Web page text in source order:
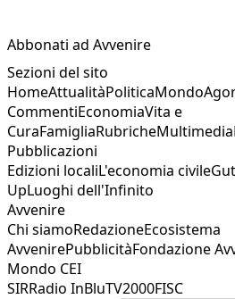
Abbonati ad Avvenire
Sezioni del sito
HomeAttualitàPoliticaMondo
CommentiEconomiaVita e
CuraFamigliaRubricheMultimedia
Pubblicazioni
Edizioni localiL'economia civile
UpLuoghi dell'Infinito
Avvenire
Chi siamoRedazioneEcosistema
AvvenirePubblicitàFondazione
Mondo CEI
SIRRadio InBluTV2000FISC